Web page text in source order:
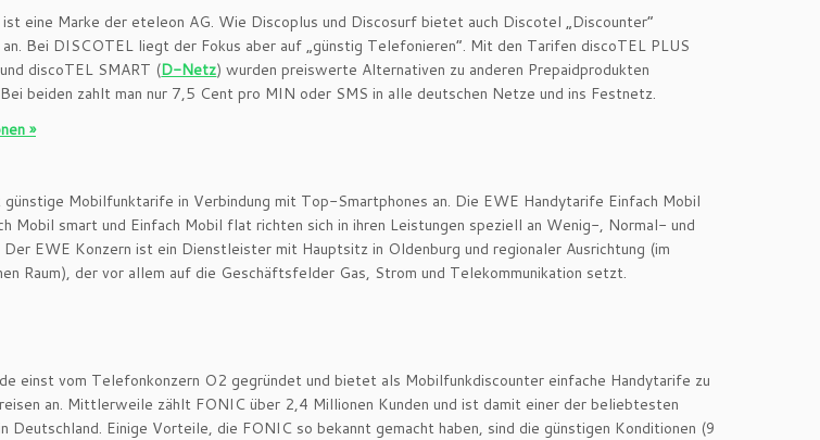
ist eine Marke der eteleon AG. Wie Discoplus und Discosurf bietet auch Discotel „Discounter“
Bei DISCOTEL liegt der Fokus aber auf „günstig Telefonieren“. Mit den Tarifen discoTEL PLUS
discoTEL SMART (D-Netz) wurden preiswerte Alternativen zu anderen Prepaidprodukten
beiden zahlt man nur 7,5 Cent pro MIN oder SMS in alle deutschen Netze und ins Festnetz.
»
Mobilfunktarife in Verbindung mit Top-Smartphones an. Die EWE Handytarife Einfach Mobil
Mobil smart und Einfach Mobil flat richten sich in ihren Leistungen speziell an Wenig-, Normal- und
Der EWE Konzern ist ein Dienstleister mit Hauptsitz in Oldenburg und regionaler Ausrichtung (im
Raum), der vor allem auf die Geschäftsfelder Gas, Strom und Telekommunikation setzt.
einst vom Telefonkonzern O2 gegründet und bietet als Mobilfunkdiscounter einfache Handytarife zu
an. Mittlerweile zählt FONIC über 2,4 Millionen Kunden und ist damit einer der beliebtesten
Deutschland. Einige Vorteile, die FONIC so bekannt gemacht haben, sind die günstigen Konditionen (9